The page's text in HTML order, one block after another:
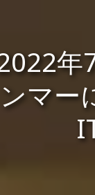
年
ンマー